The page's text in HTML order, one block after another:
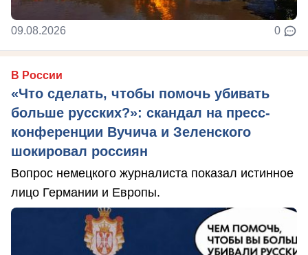
09.08.2026 0
В России
«Что сделать, чтобы помочь убивать
больше русских?»: скандал на пресс-
конференции Вучича и Зеленского
шокировал россиян
Вопрос немецкого журналиста показал истинное
лицо Германии и Европы.